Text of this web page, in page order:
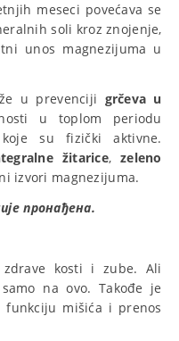
meseci povećava se
soli kroz znojenje,
unos magnezijuma u
u prevenciji grčeva u
u toplom periodu
su fizički aktivne.
žitarice,zeleno
izvori magnezijuma.
пронађена.
kosti i zube. Ali
na ovo. Takođe je
funkciju mišića i prenos